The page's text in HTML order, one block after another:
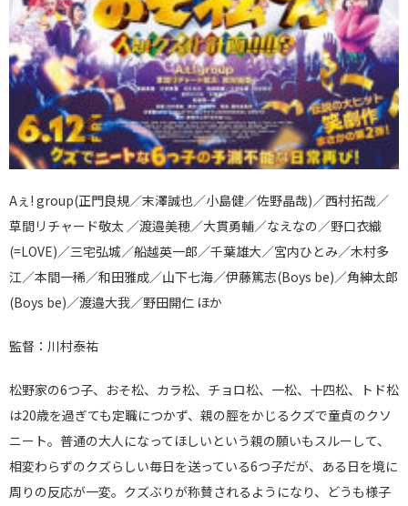
Aぇ! group(正門良規／末澤誠也／小島健／佐野晶哉)／西村拓哉／
草間リチャード敬太 ／渡邉美穂／大貫勇輔／なえなの／野口衣織
(=LOVE)／三宅弘城／船越英一郎／千葉雄大／宮内ひとみ／木村多
江／本間一稀／和田雅成／山下七海／伊藤篤志(Boys be)／角紳太郎
(Boys be)／渡邉大我／野田開仁 ほか
監督：川村泰祐
松野家の6つ子、おそ松、カラ松、チョロ松、一松、十四松、トド松
は20歳を過ぎても定職につかず、親の脛をかじるクズで童貞のクソ
ニート。普通の大人になってほしいという親の願いもスルーして、
相変わらずのクズらしい毎日を送っている6つ子だが、ある日を境に
周りの反応が一変。クズぶりが称賛されるようになり、どうも様子